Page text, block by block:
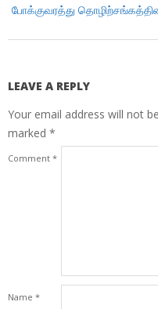
போக்குவரத்து
LEAVE A REPLY
Your email address will not
marked *
Comment *
Name *